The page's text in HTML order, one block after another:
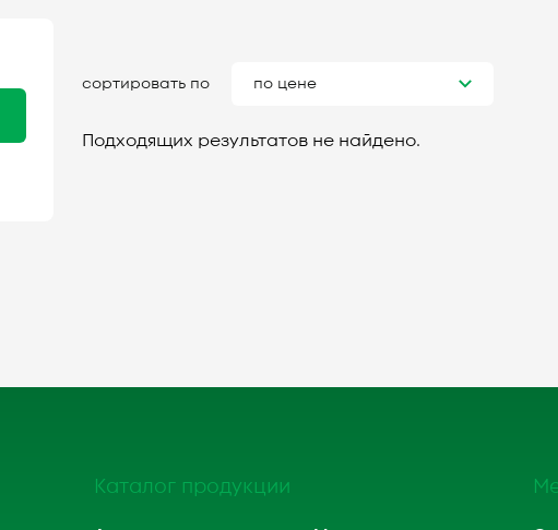
сортировать по по цене
Подходящих результатов не найдено.
Каталог продукции